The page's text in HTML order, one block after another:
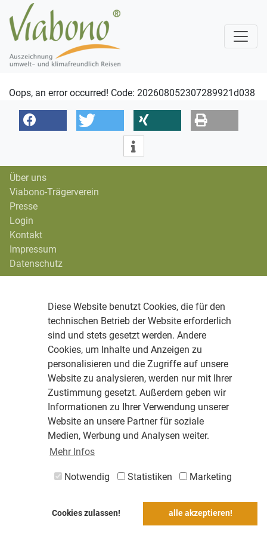
Diese Website benutzt Cookies, die für den
technischen Betrieb der Website erforderlich
sind und stets gesetzt werden. Andere
Cookies, um Inhalte und Anzeigen zu
personalisieren und die Zugriffe auf unsere
Website zu analysieren, werden nur mit Ihrer
Zustimmung gesetzt. Außerdem geben wir
Informationen zu Ihrer Verwendung unserer
Website an unsere Partner für soziale
Medien, Werbung und Analysen weiter.
Mehr Infos
Notwendig Statistiken Marketing
Cookies zulassen! alle akzeptieren!
Oops, an error occurred! Code: 202608052307289921d038
Über uns
Viabono-Trägerverein
Presse
Login
Kontakt
Impressum
Datenschutz